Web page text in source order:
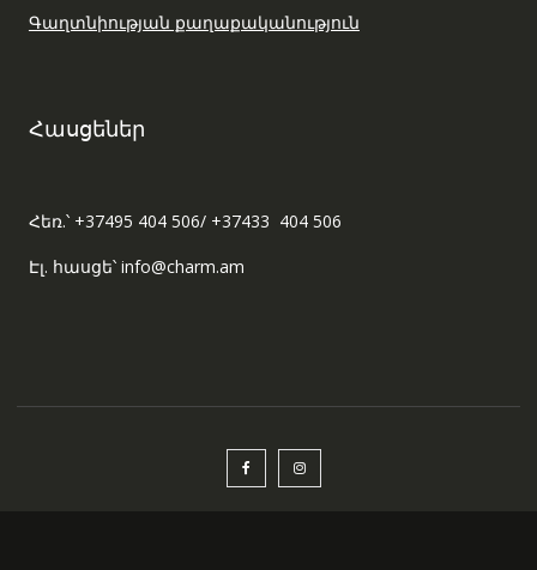
Գաղտնիության քաղաքականություն
Հասցեներ
Հեռ.՝ +37495 404 506/ +37433 404 506
Էլ. հասցե՝ info@charm.am